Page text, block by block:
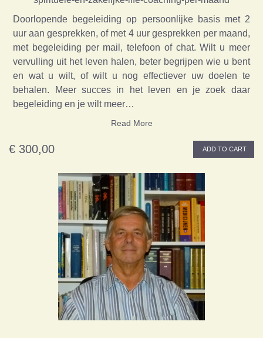
Doorlopende begeleiding op persoonlijke basis met 2
uur aan gesprekken, of met 4 uur gesprekken per maand,
met begeleiding per mail, telefoon of chat. Wilt u meer
vervulling uit het leven halen, beter begrijpen wie u bent
en wat u wilt, of wilt u nog effectiever uw doelen te
behalen. Meer succes in het leven en je zoek daar
begeleiding en je wilt meer…
Read More
€ 300,00 ADD TO CART